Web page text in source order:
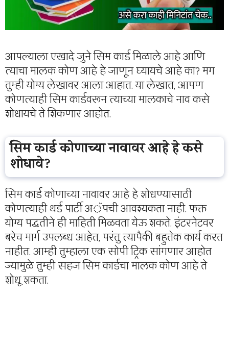
आपल्याला एखादे जुने सिम कार्ड मिळाले आहे आणि
त्याचा मालक कोण आहे हे जाणून घ्यायचे आहे का? मग
तुम्ही योग्य लेखावर आला आहात. या लेखात, आपण
कोणत्याही सिम कार्डवरून त्याच्या मालकाचे नाव कसे
शोधायचे ते शिकणार आहोत.
सिम कार्ड कोणाच्या नावावर आहे हे कसे
शोधावे?
सिम कार्ड कोणाच्या नावावर आहे हे शोधण्यासाठी
कोणत्याही थर्ड पार्टी अॅपची आवश्यकता नाही. फक्त
योग्य पद्धतीने ही माहिती मिळवता येऊ शकते. इंटरनेटवर
बरेच मार्ग उपलब्ध आहेत, परंतु त्यापैकी बहुतेक कार्य करत
नाहीत. आम्ही तुम्हाला एक सोपी ट्रिक सांगणार आहोत
ज्यामुळे तुम्ही सहज सिम कार्डचा मालक कोण आहे ते
शोधू शकता.